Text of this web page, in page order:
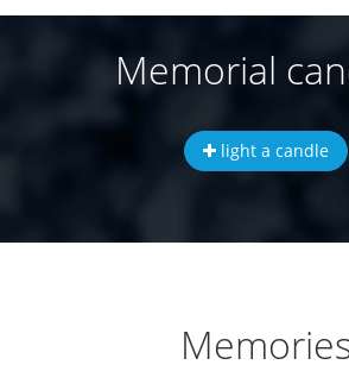
Memorial
light a candle